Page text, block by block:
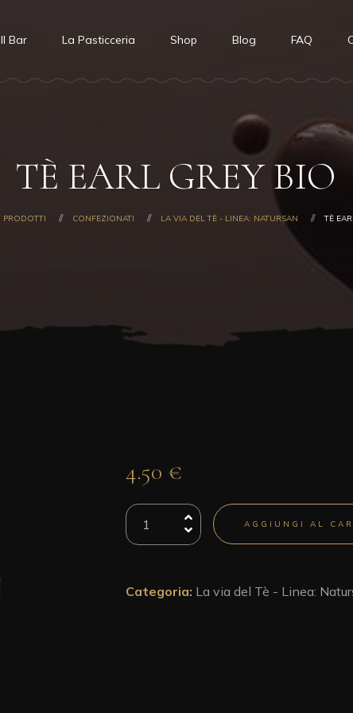
Il Bar La Pasticceria Shop Blog FAQ
TÈ EARL GREY BIO
PRODOTTI CONFEZIONATI LA VIA DEL TÈ - LINEA: NATURSAN TÈ
4.50 €
TÈ
EARL
GREY
quantità
AGGIUNGI AL
Categoria: La via del Tè - Linea: